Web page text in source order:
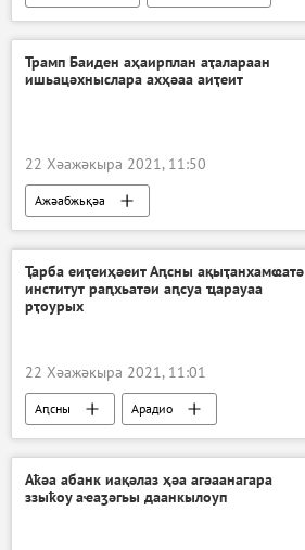
Трамп Баиден аҳаирплан аҭалараан
ишьацәхныслара ахҳәаа аиҭеит
22 Хәажәкыра 2021, 11:50
Ажәабжьқәа
Ҭарба еиҭеиҳәеит Аԥсны ақыҭанхамҩатә
институт раԥхьатәи аԥсуа ҵарауаа
рҭоурых
22 Хәажәкыра 2021, 11:01
Аԥсны Арадио
Аҟәа абанк иақәлаз ҳәа агәаанагара
ззыҟоу аҽаӡәгьы даанкылоуп